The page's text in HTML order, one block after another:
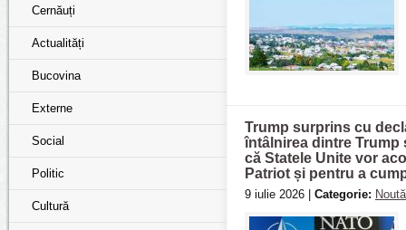
Cernăuți
Actualități
Bucovina
Externe
Social
Politic
Cultură
Trump surprins cu
întâlnirea dintre Trump
că Statele Unite vor
Patriot și pentru a
9 iulie 2026 | Categorie: